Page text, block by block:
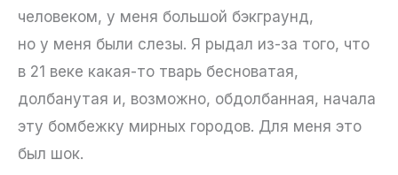
человеком, у меня большой бэкграунд,
но у меня были слезы. Я рыдал из-за того, что
в 21 веке какая-то тварь бесноватая,
долбанутая и, возможно, обдолбанная, начала
эту бомбежку мирных городов. Для меня это
был шок.